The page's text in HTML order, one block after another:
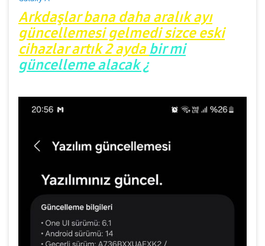
Arkdaşlar bana daha aralık ayı
güncellemesi gelmedi sizce eski
cihazlar artık 2 ayda bir mi
güncelleme alacak ¿